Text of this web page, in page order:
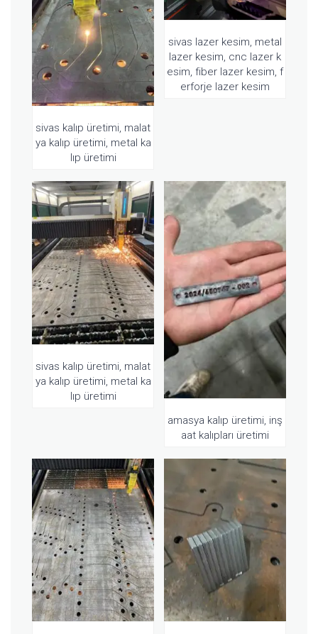
sivas kalıp üretimi, malat
ya kalıp üretimi, metal ka
lıp üretimi
sivas lazer kesim, metal
lazer kesim, cnc lazer k
esim, fiber lazer kesim, f
erforje lazer kesim
sivas kalıp üretimi, malat
ya kalıp üretimi, metal ka
lıp üretimi
amasya kalıp üretimi, inş
aat kalıpları üretimi